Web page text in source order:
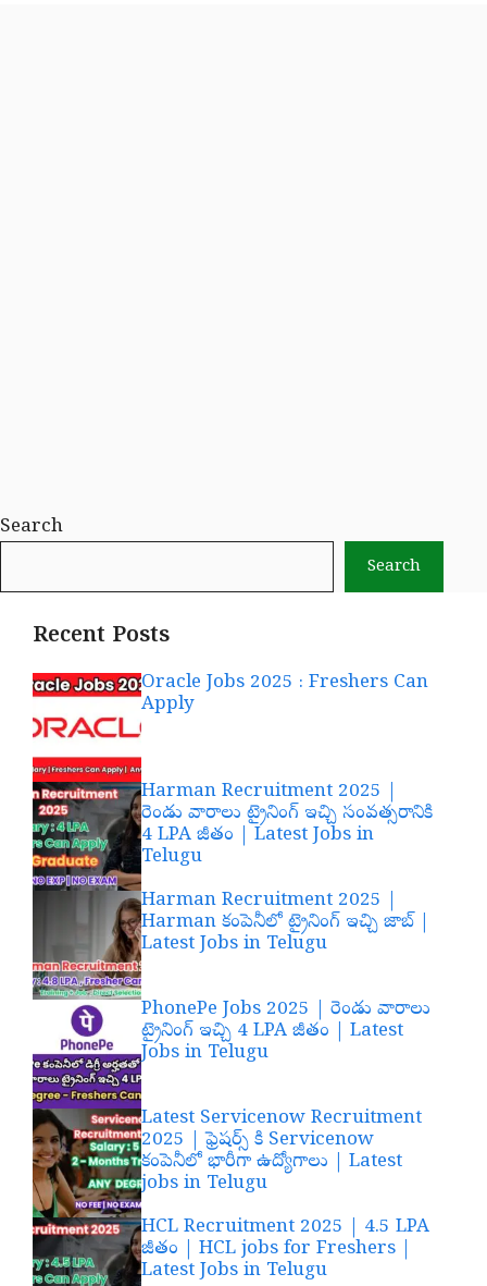
Search
Search
Recent Posts
Oracle Jobs 2025 : Freshers Can
Apply
Harman Recruitment 2025 |
రెండు వారాలు ట్రైనింగ్ ఇచ్చి సంవత్సరానికి
4 LPA జీతం | Latest Jobs in
Telugu
Harman Recruitment 2025 |
Harman కంపెనీలో ట్రైనింగ్ ఇచ్చి జాబ్ |
Latest Jobs in Telugu
PhonePe Jobs 2025 | రెండు వారాలు
ట్రైనింగ్ ఇచ్చి 4 LPA జీతం | Latest
Jobs in Telugu
Latest Servicenow Recruitment
2025 | ఫ్రెషర్స్ కి Servicenow
కంపెనీలో భారీగా ఉద్యోగాలు | Latest
jobs in Telugu
HCL Recruitment 2025 | 4.5 LPA
జీతం | HCL jobs for Freshers |
Latest Jobs in Telugu